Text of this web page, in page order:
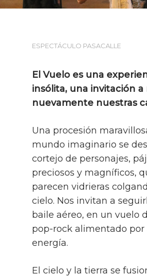
ESPECTÁCULO PASACALLE
El Vuelo es una
insólita, una invitación a
nuevamente nuestras
Una procesión
mundo imaginario se
cortejo de personajes,
preciosos y magníficos,
parecen vidrieras
cielo. Nos invitan a
baile aéreo, en un vuelo
pop-rock alimentado por
energía.
El cielo y la tierra se